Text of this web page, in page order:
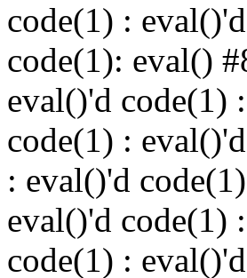
code(1) :
code(1): eval()
eval()'d code(1)
code(1) :
: eval()'d
eval()'d code(1)
code(1) :